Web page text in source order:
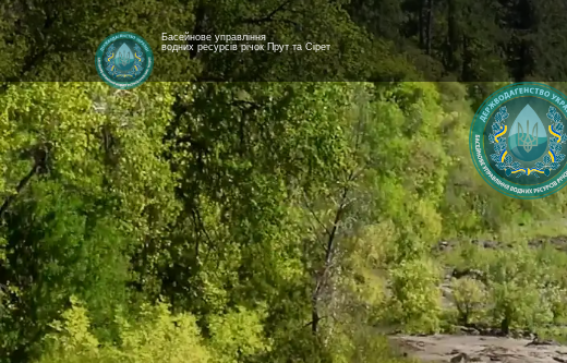
[newyear_garland]
Басейнове управління
водних ресурсів річок Прут та Сірет